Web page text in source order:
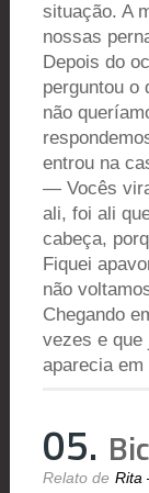
situação. A
nossas
Depois do
perguntou o
não
entrou na
— Vocês
ali, foi ali
cabeça,
Fiquei
não
Chegando
vezes e que
aparecia
05.
Rita